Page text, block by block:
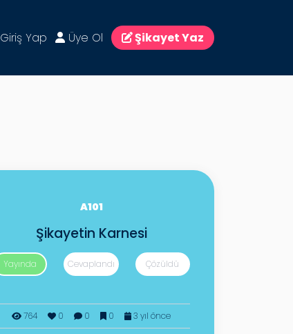
Giriş Yap Üye Ol Şikayet Yaz
A101
Şikayetin Karnesi
Yayında Cevaplandı Çözüldü
764 0 0 0 3 yıl önce